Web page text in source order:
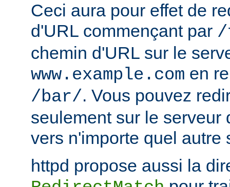
Ceci aura pour effet de
d'URL commençant par /
chemin d'URL sur le
www.example.com en
/bar/. Vous pouvez
seulement sur le serveur
vers n'importe quel autre
httpd propose aussi la